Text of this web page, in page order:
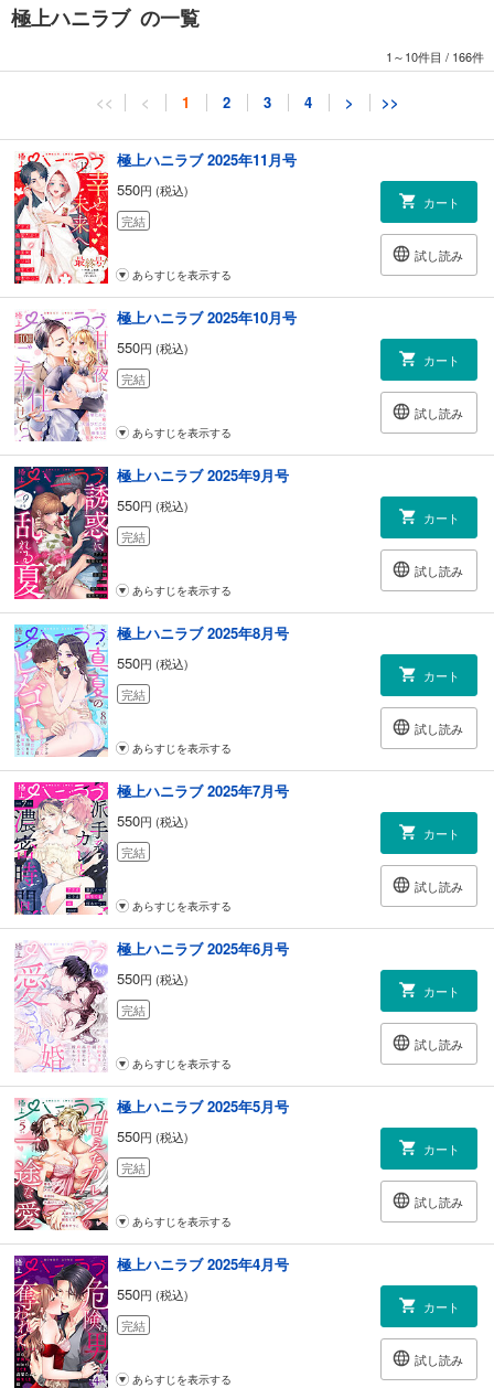
極上ハニラブ の一覧
1～10件目 / 166件
<< < 1 2 3 4 > >>
極上ハニラブ 2025年11月号
550円 (税込)
完結
カート
試し読み
あらすじを表示する
極上ハニラブ 2025年10月号
550円 (税込)
完結
カート
試し読み
あらすじを表示する
極上ハニラブ 2025年9月号
550円 (税込)
完結
カート
試し読み
あらすじを表示する
極上ハニラブ 2025年8月号
550円 (税込)
完結
カート
試し読み
あらすじを表示する
極上ハニラブ 2025年7月号
550円 (税込)
完結
カート
試し読み
あらすじを表示する
極上ハニラブ 2025年6月号
550円 (税込)
完結
カート
試し読み
あらすじを表示する
極上ハニラブ 2025年5月号
550円 (税込)
完結
カート
試し読み
あらすじを表示する
極上ハニラブ 2025年4月号
550円 (税込)
完結
カート
試し読み
あらすじを表示する